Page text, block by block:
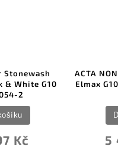
& White G10
2
Kč
ACTA
Elmax
5